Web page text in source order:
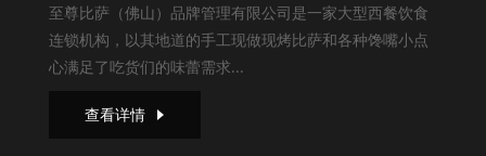
至尊比萨（佛山）品牌管理有限公司是一家大型西餐饮食
连锁机构，以其地道的手工现做现烤比萨和各种馋嘴小点
心满足了吃货们的味蕾需求...
查看详情